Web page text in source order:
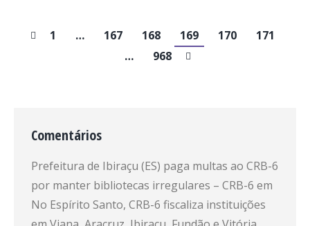
1 … 167 168 169 170
171
…
968
Comentários
Prefeitura de Ibiraçu (ES) paga multas ao CRB-6
por manter bibliotecas irregulares – CRB-6 em
No Espírito Santo, CRB-6 fiscaliza instituições